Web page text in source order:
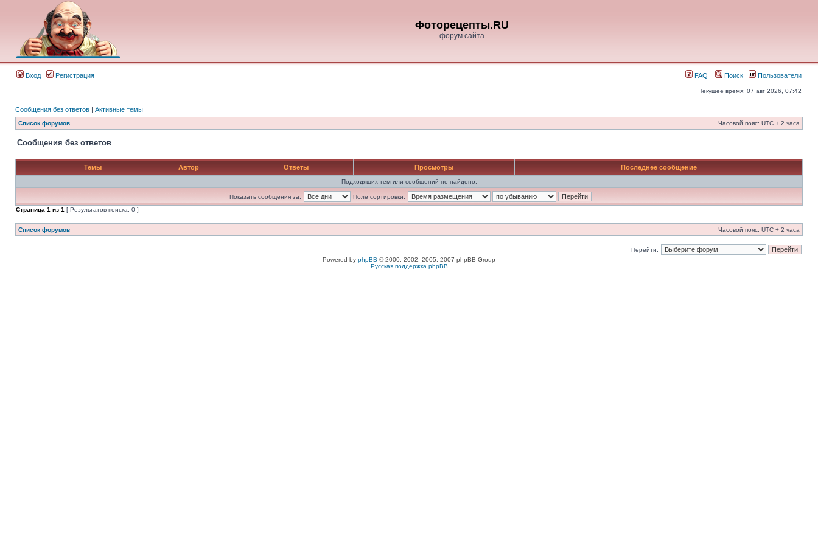
Фоторецепты.RU
форум сайта
Вход Регистрация FAQ Поиск Пользователи
Текущее время: 07 авг 2026, 07:42
Сообщения без ответов | Активные темы
Список форумов Часовой пояс: UTC + 2 часа
Сообщения без ответов
Темы Автор Ответы Просмотры Последнее сообщение
Подходящих тем или сообщений не найдено.
Показать сообщения за:
Поле сортировки:
Страница 1 из 1 [ Результатов поиска: 0 ]
Список форумов Часовой пояс: UTC + 2 часа
Перейти:
Powered by phpBB © 2000, 2002, 2005, 2007 phpBB Group
Русская поддержка phpBB